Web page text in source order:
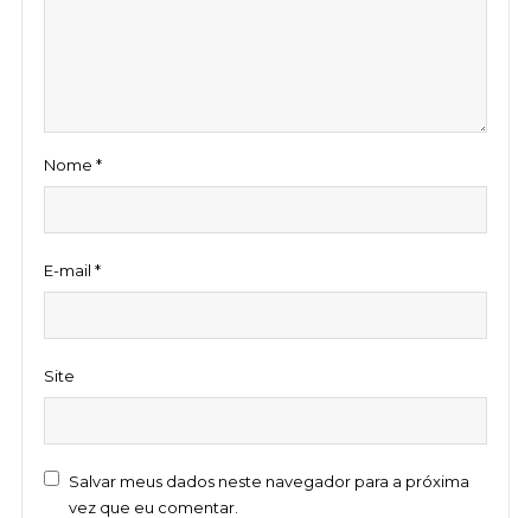
Nome *
E-mail *
Site
Salvar meus dados neste navegador para a próxima
vez que eu comentar.